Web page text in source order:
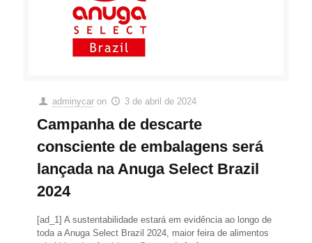
adminycar on 3 de abril de 2024
Campanha de descarte
consciente de embalagens será
lançada na Anuga Select Brazil
2024
[ad_1] A sustentabilidade estará em evidência ao longo de
toda a Anuga Select Brazil 2024, maior feira de alimentos